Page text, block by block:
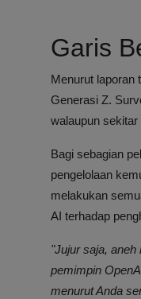
Garis
Menurut laporan
Generasi Z.
walaupun
Bagi sebagian
pengelolaan
melakukan
AI terhadap
"Jujur saja,
pemimpin
menurut Anda